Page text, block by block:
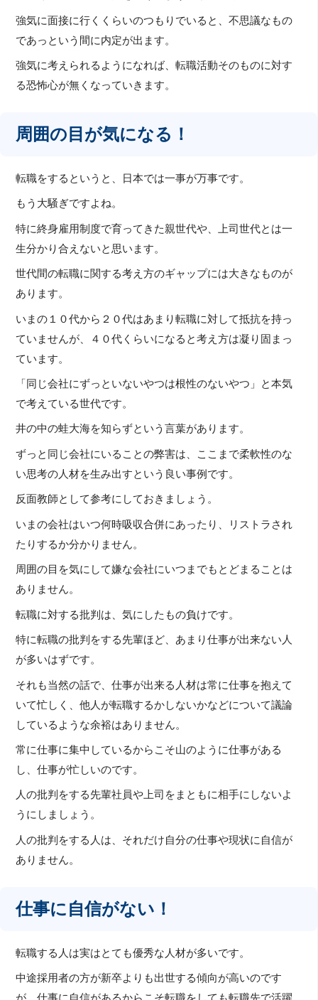
強気に面接に行くくらいのつもりでいると、不思議なもの
であっという間に内定が出ます。
強気に考えられるようになれば、転職活動そのものに対す
る恐怖心が無くなっていきます。
周囲の目が気になる！
転職をするというと、日本では一事が万事です。
もう大騒ぎですよね。
特に終身雇用制度で育ってきた親世代や、上司世代とは一
生分かり合えないと思います。
世代間の転職に関する考え方のギャップには大きなものが
あります。
いまの１０代から２０代はあまり転職に対して抵抗を持っ
ていませんが、４０代くらいになると考え方は凝り固まっ
ています。
「同じ会社にずっといないやつは根性のないやつ」と本気
で考えている世代です。
井の中の蛙大海を知らずという言葉があります。
ずっと同じ会社にいることの弊害は、ここまで柔軟性のな
い思考の人材を生み出すという良い事例です。
反面教師として参考にしておきましょう。
いまの会社はいつ何時吸収合併にあったり、リストラされ
たりするか分かりません。
周囲の目を気にして嫌な会社にいつまでもとどまることは
ありません。
転職に対する批判は、気にしたもの負けです。
特に転職の批判をする先輩ほど、あまり仕事が出来ない人
が多いはずです。
それも当然の話で、仕事が出来る人材は常に仕事を抱えて
いて忙しく、他人が転職するかしないかなどについて議論
しているような余裕はありません。
常に仕事に集中しているからこそ山のように仕事がある
し、仕事が忙しいのです。
人の批判をする先輩社員や上司をまともに相手にしないよ
うにしましょう。
人の批判をする人は、それだけ自分の仕事や現状に自信が
ありません。
仕事に自信がない！
転職する人は実はとても優秀な人材が多いです。
中途採用者の方が新卒よりも出世する傾向が高いのです